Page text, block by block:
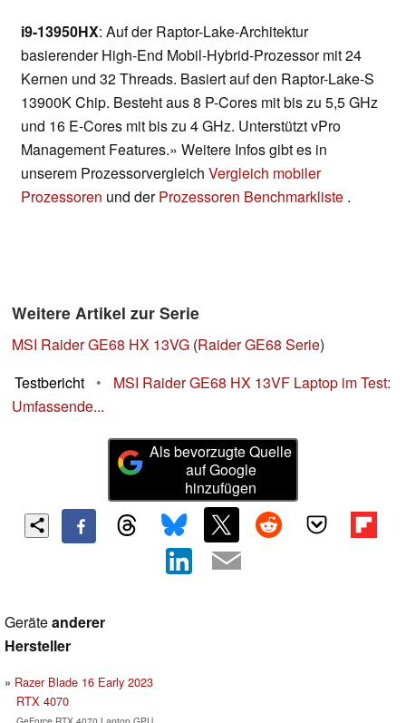
i9-13950HX: Auf der Raptor-Lake-Architektur
basierender High-End Mobil-Hybrid-Prozessor mit 24
Kernen und 32 Threads. Basiert auf den Raptor-Lake-S
13900K Chip. Besteht aus 8 P-Cores mit bis zu 5,5 GHz
und 16 E-Cores mit bis zu 4 GHz. Unterstützt vPro
Management Features.» Weitere Infos gibt es in
unserem Prozessorvergleich Vergleich mobiler
Prozessoren und derProzessoren Benchmarkliste .
Weitere Artikel zur Serie
MSI Raider GE68 HX 13VG (Raider GE68 Serie)
Testbericht
•
MSI Raider GE68 HX 13VF Laptop im Test:
Umfassende...
Als bevorzugte Quelle
auf Google
hinzufügen
Geräteanderer
Hersteller
Razer Blade 16 Early 2023
RTX 4070